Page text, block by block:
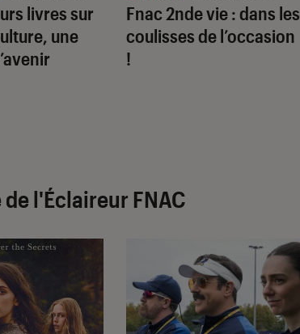
livres sur
une
Fnac 2nde vie : dans les
coulisses de l’occasion
!
de l'Éclaireur FNAC